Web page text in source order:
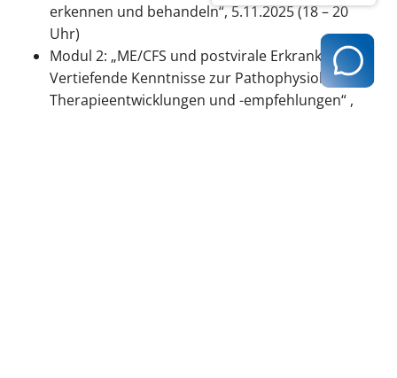
erkennen und behandeln“, 5.11.2025 (18 – 20
Uhr)
Modul 2: „ME/CFS und postvirale Erkrankungen:
Vertiefende Kenntnisse zur Pathophysiologie,
Therapieentwicklungen und -empfehlungen“ ,